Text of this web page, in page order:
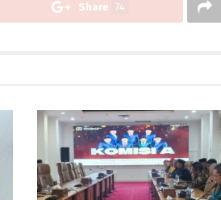
Share 74